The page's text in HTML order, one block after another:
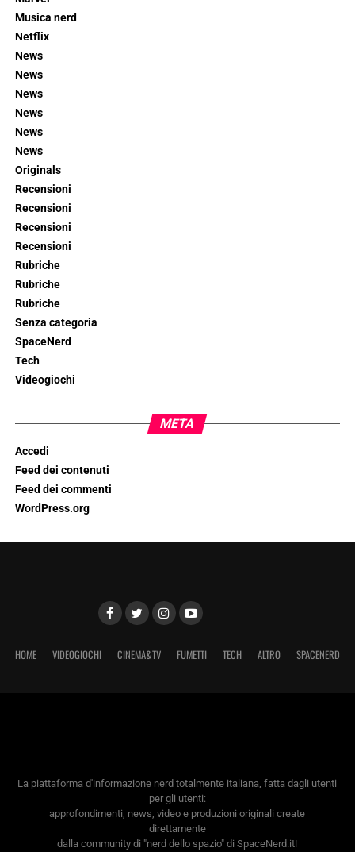
Musica nerd
Netflix
News
News
News
News
News
News
Originals
Recensioni
Recensioni
Recensioni
Recensioni
Rubriche
Rubriche
Rubriche
Senza categoria
SpaceNerd
Tech
Videogiochi
META
Accedi
Feed dei contenuti
Feed dei commenti
WordPress.org
HOME VIDEOGIOCHI CINEMA&TV FUMETTI TECH ALTRO SPACENERD
La piattaforma d'informazione nerd totalmente italiana, fatta dagli utenti
per gli utenti:
approfondimenti, news, video e produzioni originali create
direttamente
dalla community di "nerd dello spazio" di SpaceNerd.it!